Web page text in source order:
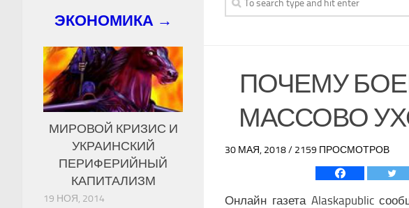
ПОЧЕМУ
МАССОВО
30 МАЯ, 2018 / 2159 ПРОСМОТРОВ
Онлайн газета Alaskapublic
ЭКОНОМИКА →
МИРОВОЙ КРИЗИС И
УКРАИНСКИЙ
ПЕРИФЕРИЙНЫЙ
КАПИТАЛИЗМ
19 НОЯ, 2014